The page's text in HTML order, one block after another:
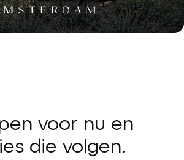
voor nu en
die volgen.